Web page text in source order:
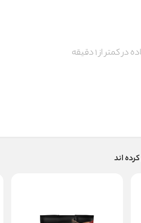
در کمتر از ۱ دقیقه
اند